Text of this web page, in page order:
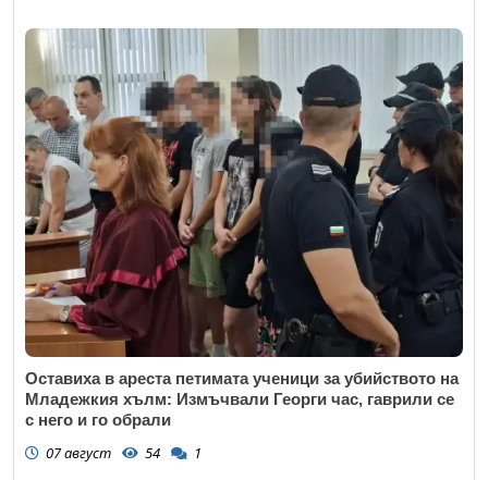
Оставиха в ареста петимата ученици за убийството на
Младежкия хълм: Измъчвали Георги час, гаврили се
с него и го обрали
07 август 54 1